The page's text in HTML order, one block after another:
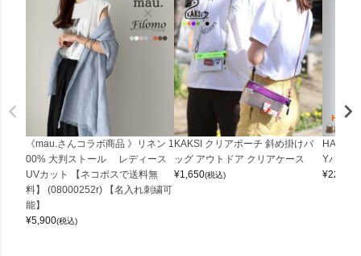
《mau.さんコラボ商品 》リネン 1
00% 大判ストール レディース
UVカット 【ネコポスで送料無
料】 (08000252r) 【名入れ刺繍可
能】
¥5,900(税込)
KAKSI クリアポーチ 斜め掛けバ
ッグ アウトドア クリアケース
¥1,650(税込)
Yバッグ
¥22,000